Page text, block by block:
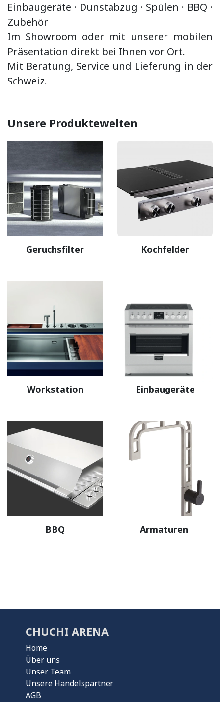
Einbaugeräte · Dunstabzug · Spülen · BBQ ·
Zubehör
Im Showroom oder mit unserer mobilen
Präsentation direkt bei Ihnen vor Ort.
Mit Beratung, Service und Lieferung in der
Schweiz.
Unsere Produktewelten
Geruchsfilter Kochfelder
Workstation Einbaugeräte
BBQ Armaturen
CHUCHI ARENA
Home
Über uns
Unser Team
Unsere Handelspartner
AGB